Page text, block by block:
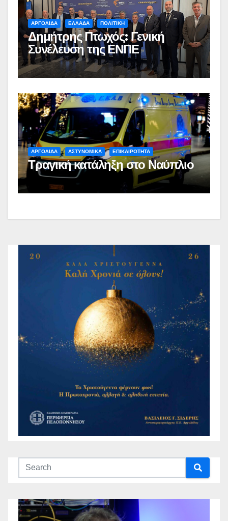
ΑΡΓΟΛΙΔΑ ΕΛΛΑΔΑ ΠΟΛΙΤΙΚΗ
Δημήτρης Πτωχός: Γενική
Συνέλευση της ΕΝΠΕ
ΑΡΓΟΛΙΔΑ ΑΣΤΥΝΟΜΙΚΑ ΕΠΙΚΑΙΡΟΤΗΤΑ
Τραγική κατάληξη στο Ναύπλιο